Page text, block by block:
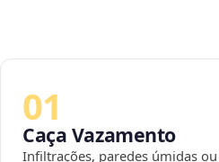
01
Caça Vazamento
Infiltrações, paredes úmidas